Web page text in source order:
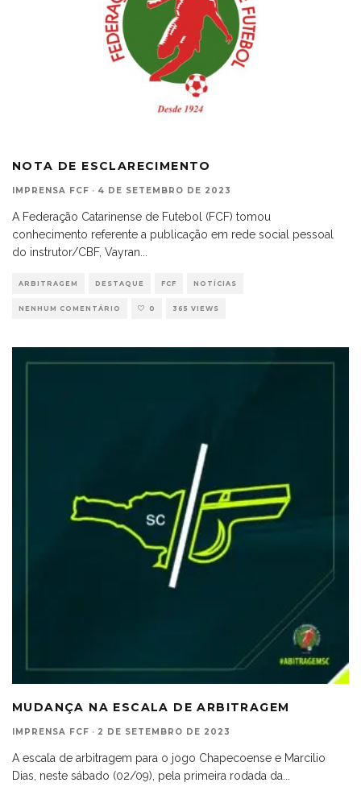
NOTA DE ESCLARECIMENTO
IMPRENSA FCF · 4 DE SETEMBRO DE 2023
A Federação Catarinense de Futebol (FCF) tomou
conhecimento referente a publicação em rede social pessoal
do instrutor/CBF, Vayran
ARBITRAGEM DESTAQUE FCF NOTÍCIAS
NENHUM COMENTÁRIO 0 365 VIEWS
MUDANÇA NA ESCALA DE ARBITRAGEM
IMPRENSA FCF · 2 DE SETEMBRO DE 2023
A escala de arbitragem para o jogo Chapecoense e Marcilio
Dias, neste sábado (02/09), pela primeira rodada da